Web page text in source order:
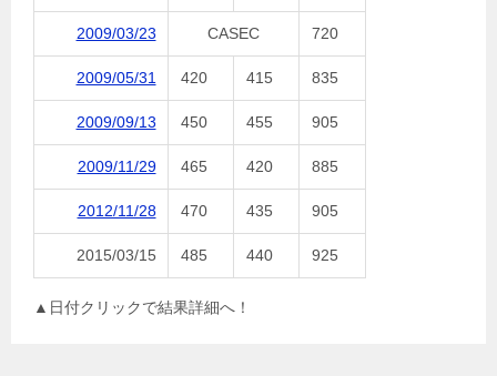
2009/03/23 CASEC 720
2009/05/31 420 415 835
2009/09/13 450 455 905
2009/11/29 465 420 885
2012/11/28 470 435 905
2015/03/15 485 440 925
▲日付クリックで結果詳細へ！